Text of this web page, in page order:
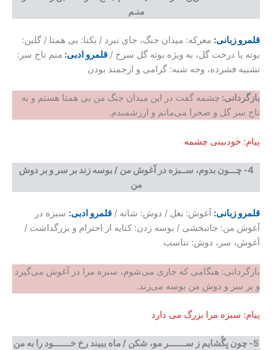
منـم
قلمرو زبانی: معرکه: میدان جنگ، جای نبرد / یکتا: بی همتا / گلبن:
بوته یا درخت گل، به ویژه بوته گل سرخ / قلمرو ادبی: منم تاج سر:
تشبیه فشرده، وجه شبه: گرامی و ارجمند بودن
بازگردانی: چشمه گفت در این میدان جنگ من بی همتا هستم و به
تاج سر گل و صحرا می‌مانم و ارزشمندم.
پیام: خودبینی چشمه
4- چـــون بدوم، ســبزه در آغوش من /بوسه زند بر سر و بر دوش
من
قلمرو زبانی: آغوش: بغل / دوش: شانه / قلمرو ادبی: سبزه در
آغوش من: جانبخشی / بوسه زدن: کنایه از احترام و بزرگداشت /
آغوش، سر، دوش: تناسب
بازگردانی: هنگامی که جاری می‌شوم، سبزه مرا در آغوش می‌گیرد
و بر سر و دوش من بوسه می‌زند.
پیام: سبزه مرا بزرگ می دارد
5- چون بِگُشایم ز ســـــــر مو، شکن /ماه ببیند رخ خـــــــود را به من